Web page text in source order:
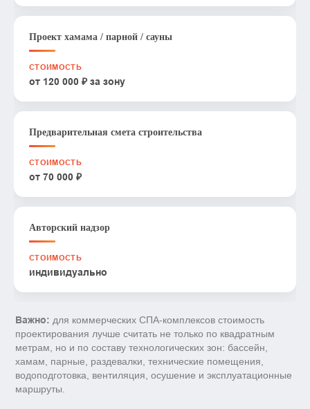
Проект хамама / парной / сауны
от 120 000 ₽ за зону
Предварительная смета строительства
от 70 000 ₽
Авторский надзор
индивидуально
Важно: для коммерческих СПА-комплексов стоимость
проектирования лучше считать не только по квадратным
метрам, но и по составу технологических зон: бассейн,
хамам, парные, раздевалки, технические помещения,
водоподготовка, вентиляция, осушение и эксплуатационные
маршруты.